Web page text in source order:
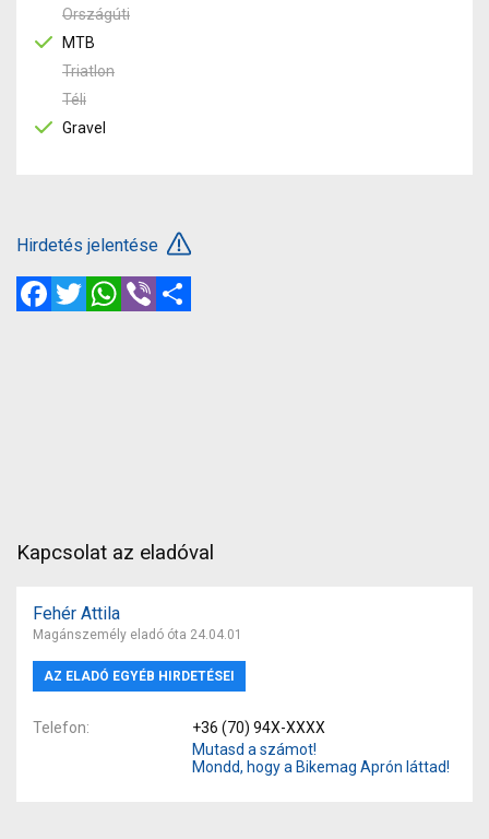
Országúti
MTB
Triatlon
Téli
Gravel
Hirdetés jelentése
FacebookTwitterWhatsApp
Viber
Kapcsolat az eladóval
Fehér Attila
Magánszemély eladó óta 24.04.01
AZ ELADÓ EGYÉB HIRDETÉSEI
Telefon
+36 (70) 94X-XXXX
Mutasd a számot!
Mondd, hogy a Bikemag Aprón láttad!